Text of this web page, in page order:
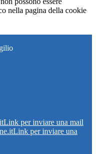
nella pagina della cookie
Link per inviare una mail
Link per inviare una